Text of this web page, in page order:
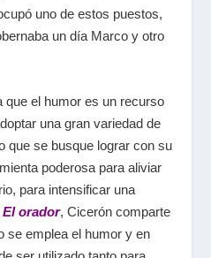
uno de estos puestos,
un día Marco y otro
que el humor es un recurso
una gran variedad de
que se busque lograr con su
poderosa para aliviar
para intensificar una
El orador, Cicerón comparte
se emplea el humor y en